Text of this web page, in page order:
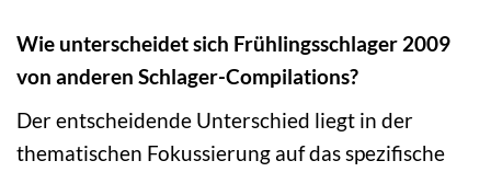
Wie unterscheidet sich Frühlingsschlager 2009
von anderen Schlager-Compilations?
Der entscheidende Unterschied liegt in der
thematischen Fokussierung auf das spezifische